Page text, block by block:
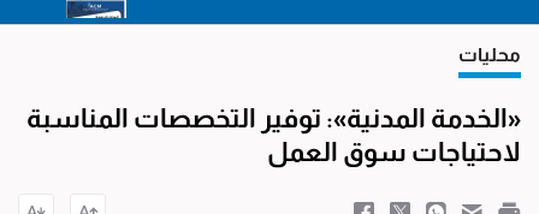
محليات
«الخدمة المدنية»: توفير التخصصات المناسبة
لاحتياجات سوق العمل